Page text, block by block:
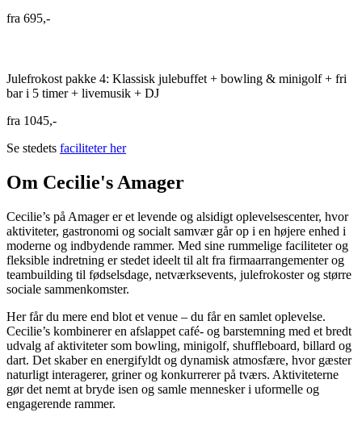
fra 695,-
Julefrokost pakke 4: Klassisk julebuffet + bowling & minigolf + fri
bar i 5 timer + livemusik + DJ
fra 1045,-
Se stedets faciliteter her
Om Cecilie's Amager
Cecilie’s på Amager er et levende og alsidigt oplevelsescenter, hvor
aktiviteter, gastronomi og socialt samvær går op i en højere enhed i
moderne og indbydende rammer. Med sine rummelige faciliteter og
fleksible indretning er stedet ideelt til alt fra firmaarrangementer og
teambuilding til fødselsdage, netværksevents, julefrokoster og større
sociale sammenkomster.
Her får du mere end blot et venue – du får en samlet oplevelse.
Cecilie’s kombinerer en afslappet café- og barstemning med et bredt
udvalg af aktiviteter som bowling, minigolf, shuffleboard, billard og
dart. Det skaber en energifyldt og dynamisk atmosfære, hvor gæster
naturligt interagerer, griner og konkurrerer på tværs. Aktiviteterne
gør det nemt at bryde isen og samle mennesker i uformelle og
engagerende rammer.